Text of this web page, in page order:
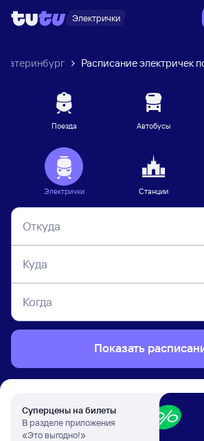
Электрички
Расписание электричек
Поезда Автобусы
Электрички Станции
Откуда
Куда
Когда
Показать
Суперцены на билеты
В разделе приложения
«Это выгодно!»